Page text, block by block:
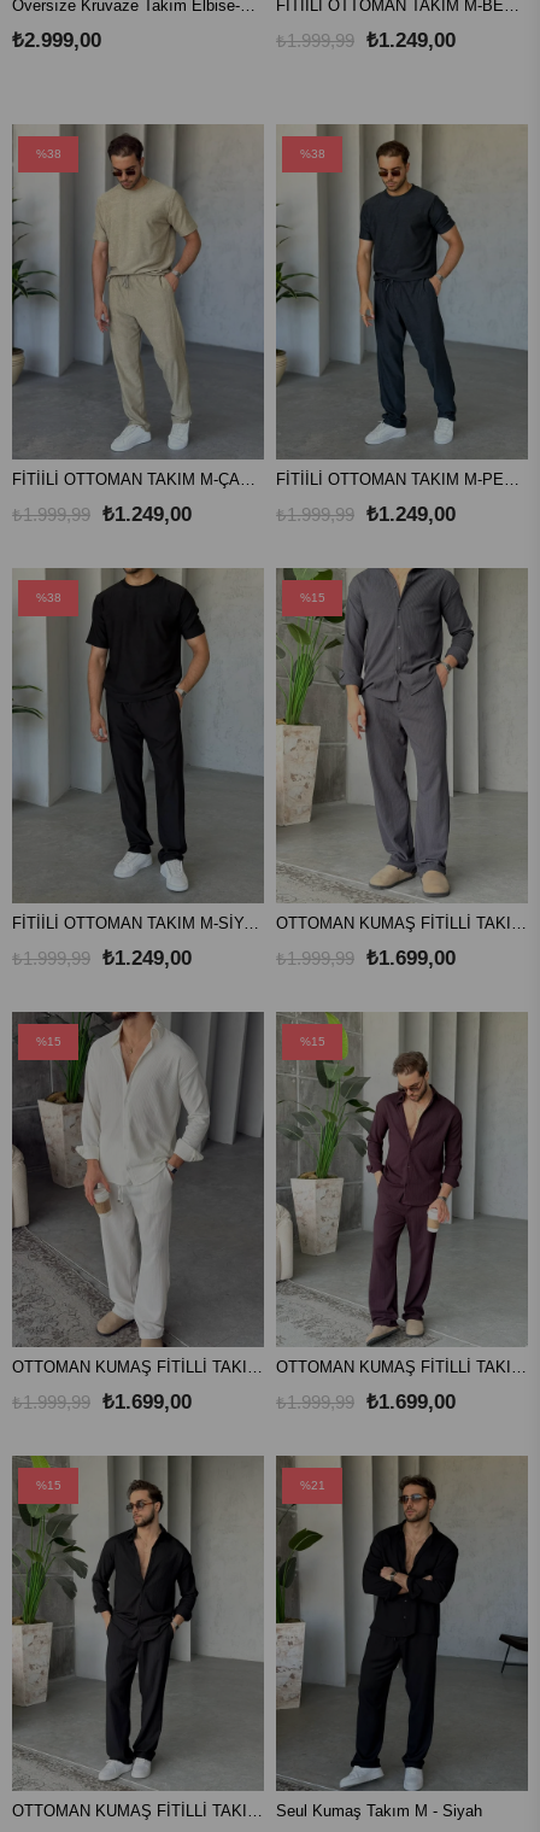
₺2.999,00 ₺1.249,00
₺1.999,99
₺1.249,00
₺1.999,99
%38
₺1.249,00
₺1.999,99
%38
₺1.249,00
₺1.999,99
%38
₺1.699,00
₺1.999,99
%15
₺1.699,00
₺1.999,99
%15
₺1.699,00
₺1.999,99
%15
%15
Seul Kumaş Takım M - Siyah
%21